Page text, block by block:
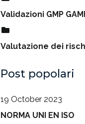
Validazioni GMP
Valutazione dei
Post popolari
19 October 2023
NORMA UNI EN ISO